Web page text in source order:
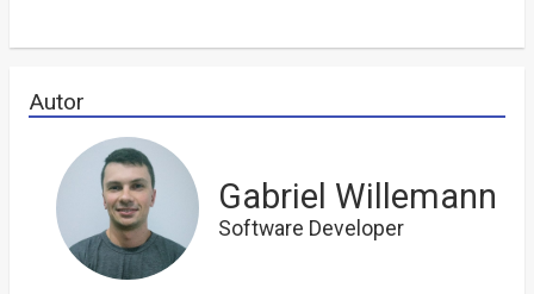
Autor
Gabriel Willemann
Software Developer